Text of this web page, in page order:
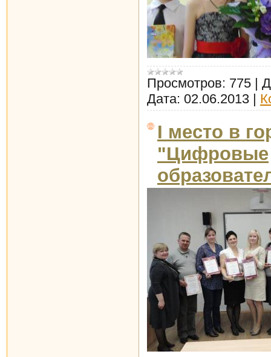
Просмотров: 775 |
Дата: 02.06.2013 |
I место в
"Цифровые